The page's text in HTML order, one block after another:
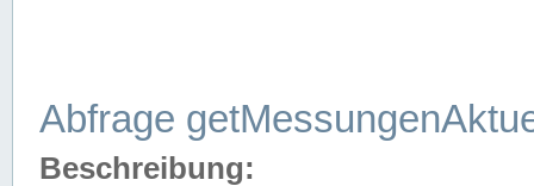
Abfrage
Beschreibung: